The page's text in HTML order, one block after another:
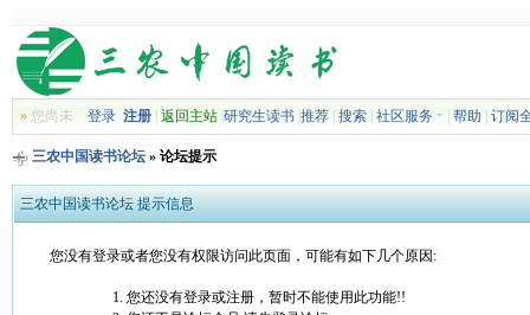
»您尚未 登录 注册| 返回主站| 研究生读书| 推荐| 搜索| 社区服务 帮助 订阅
三农中国读书论坛» 论坛提示
三农中国读书论坛 提示信息
您没有登录或者您没有权限访问此页面，可能有如下几个原因:
您还没有登录或注册，暂时不能使用此功能!!